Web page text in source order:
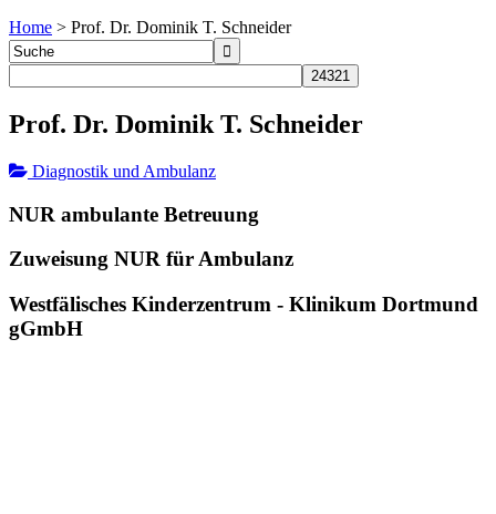
Home > Prof. Dr. Dominik T. Schneider
Prof. Dr. Dominik T. Schneider
Diagnostik und Ambulanz
NUR ambulante Betreuung
Zuweisung NUR für Ambulanz
Westfälisches Kinderzentrum - Klinikum Dortmund
gGmbH